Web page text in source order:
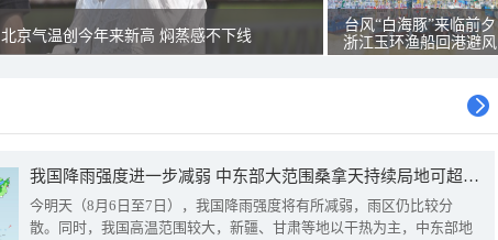
北京气温创今年来新高 焖蒸感不下线
台风“白海豚”来临前夕
浙江玉环渔船回港避风
我国降雨强度进一步减弱 中东部大范围桑拿天持续局地可超38℃
今明天（8月6日至7日），我国降雨强度将有所减弱，雨区仍比较分
散。同时，我国高温范围较大，新疆、甘肃等地以干热为主，中东部地